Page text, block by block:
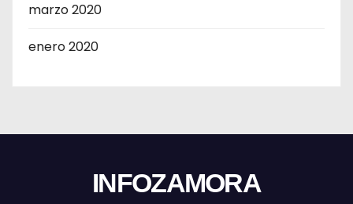
marzo 2020
enero 2020
INFOZAMORA